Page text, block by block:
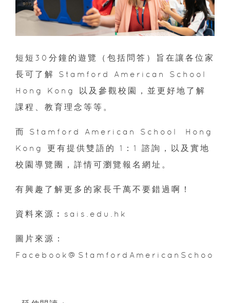
短短30分鐘的遊覽（包括問答）旨在讓各位家
長可了解 Stamford American School
Hong Kong 以及參觀校園，並更好地了解
課程、教育理念等等。
而 Stamford American School Hong
Kong 更有提供雙語的 1：1 諮詢，以及實地
校園導覽團，詳情可瀏覽報名網址。
有興趣了解更多的家長千萬不要錯過啊！
資料來源︰sais.edu.hk
圖片來源：